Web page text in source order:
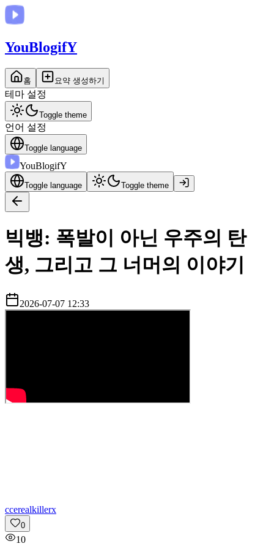
YouBlogifY
홈 요약 생성하기
테마 설정
Toggle theme
언어 설정
Toggle language
YouBlogifY
Toggle language Toggle theme
빅뱅: 폭발이 아닌 우주의 탄
생, 그리고 그 너머의 이야기
2026-07-07 12:33
ccerealkillerx
0
10